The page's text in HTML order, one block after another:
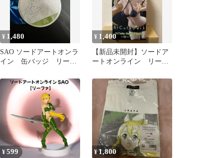
¥ 1,480
SAO ソードアートオンラ
イン 缶バッジ リーフ
¥ 1,400
【新品未開封】ソードア
ートオンライン リーフ
¥599 ¥1,800